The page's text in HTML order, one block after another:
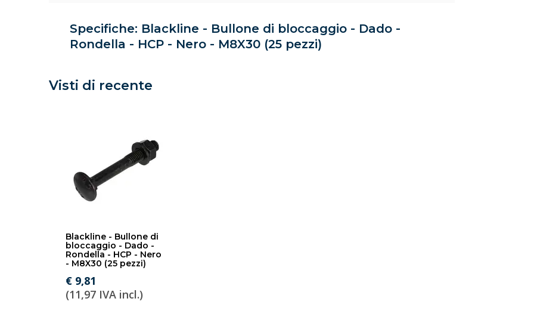
Specifiche: Blackline - Bullone di bloccaggio - Dado -
Rondella - HCP - Nero - M8X30 (25 pezzi)
Visti di recente
Blackline - Bullone di
bloccaggio - Dado -
Rondella - HCP - Nero
- M8X30 (25 pezzi)
€ 9,81
(11,97 IVA incl.)